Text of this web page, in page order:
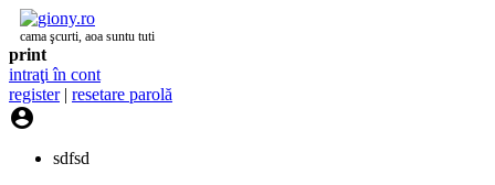
cama şcurti, aoa suntu tuti
print
intraţi în cont
register| resetare parolă

sdfsd